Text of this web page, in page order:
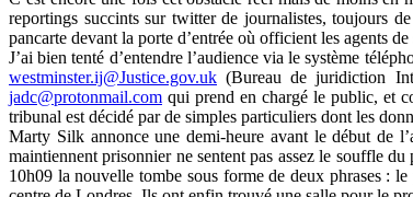
reportings succints sur twitter de journalistes, toujours
pancarte devant la porte d’entrée où officient les agents
J’ai bien tenté d’entendre l’audience via le système
westminster.ij@Justice.gov.uk (Bureau de juridiction
jadc@protonmail.com qui prend en chargé le public, et
tribunal est décidé par de simples particuliers dont les
Marty Silk annonce une demi-heure avant le début de
maintiennent prisonnier ne sentent pas assez le souffle
10h09 la nouvelle tombe sous forme de deux phrases :